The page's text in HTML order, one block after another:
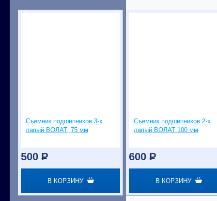
Съемник подшипников 3-х
лапый ВОЛАТ, 75 мм
500 P
В КОРЗИНУ
Съемник подшипников 2-х
лапый ВОЛАТ 100 мм
600 P
В КОРЗИНУ